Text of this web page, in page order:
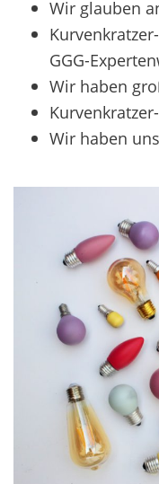
Wir glauben
GGG-
Wir haben
Wir haben